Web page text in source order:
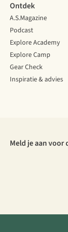
Ontdek
A.S.Magazine
Podcast
Explore Academy
Explore Camp
Gear Check
Inspiratie & advies
Meld je aan